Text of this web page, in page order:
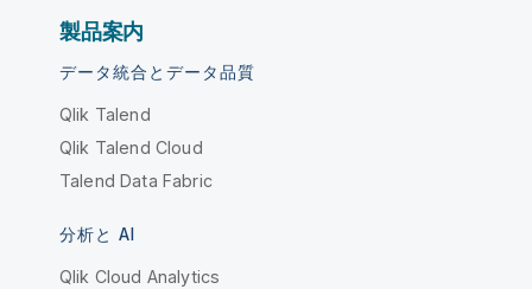
製品案内
データ統合とデータ品質
Qlik Talend
Qlik Talend Cloud
Talend Data Fabric
分析と AI
Qlik Cloud Analytics